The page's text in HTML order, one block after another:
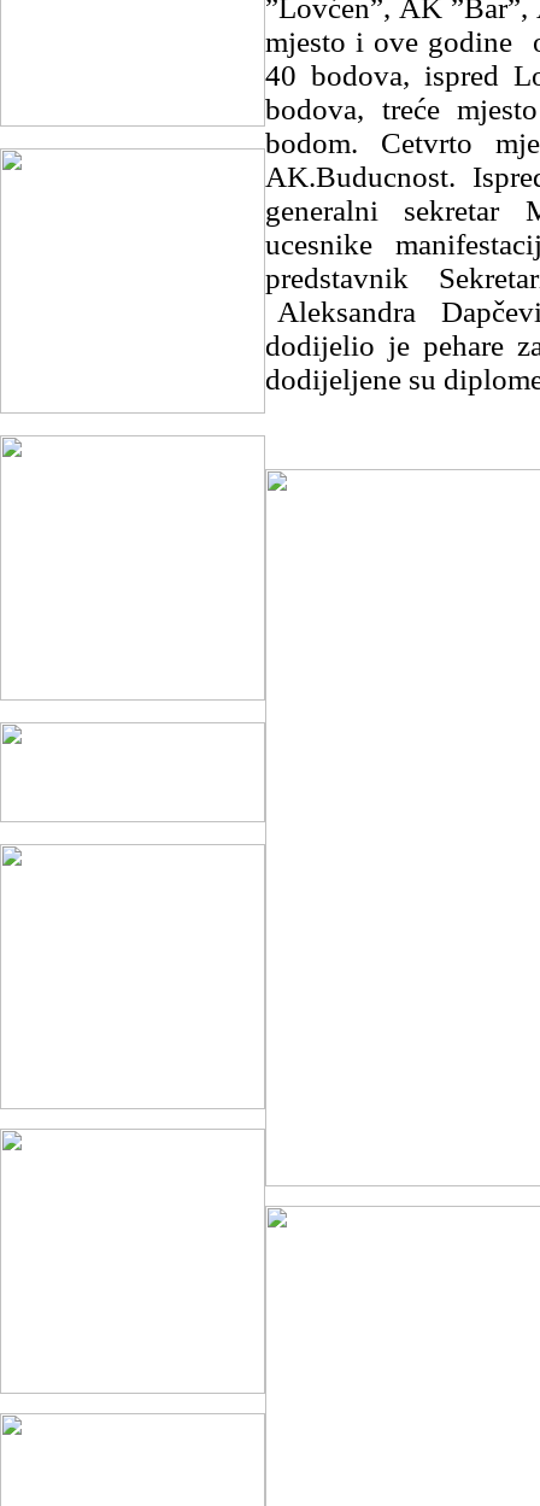
”Lovćen”, AK
mjesto i ove godine
40 bodova, ispred
bodova, treće
bodom. Cetvrto
AK.Buducnost.
generalni
ucesnike
predstavnik
Aleksandra
dodijelio je pehare
dodijeljene su